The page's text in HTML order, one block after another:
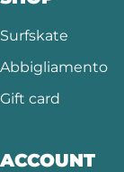
Surfskate
Abbigliamento
Gift card
ACCOUNT